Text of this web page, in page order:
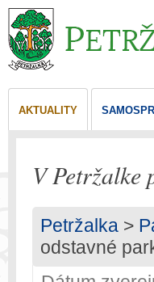
AKTUALITY
V Petržalke
Petržalka >
odstavné